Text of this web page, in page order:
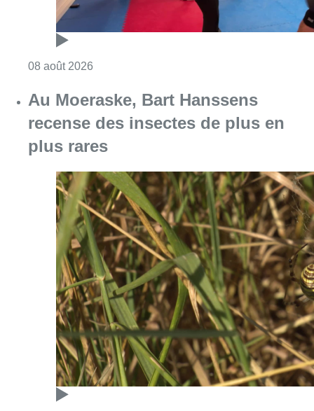
08 août 2026
Au Moeraske, Bart Hanssens
recense des insectes de plus en
plus rares